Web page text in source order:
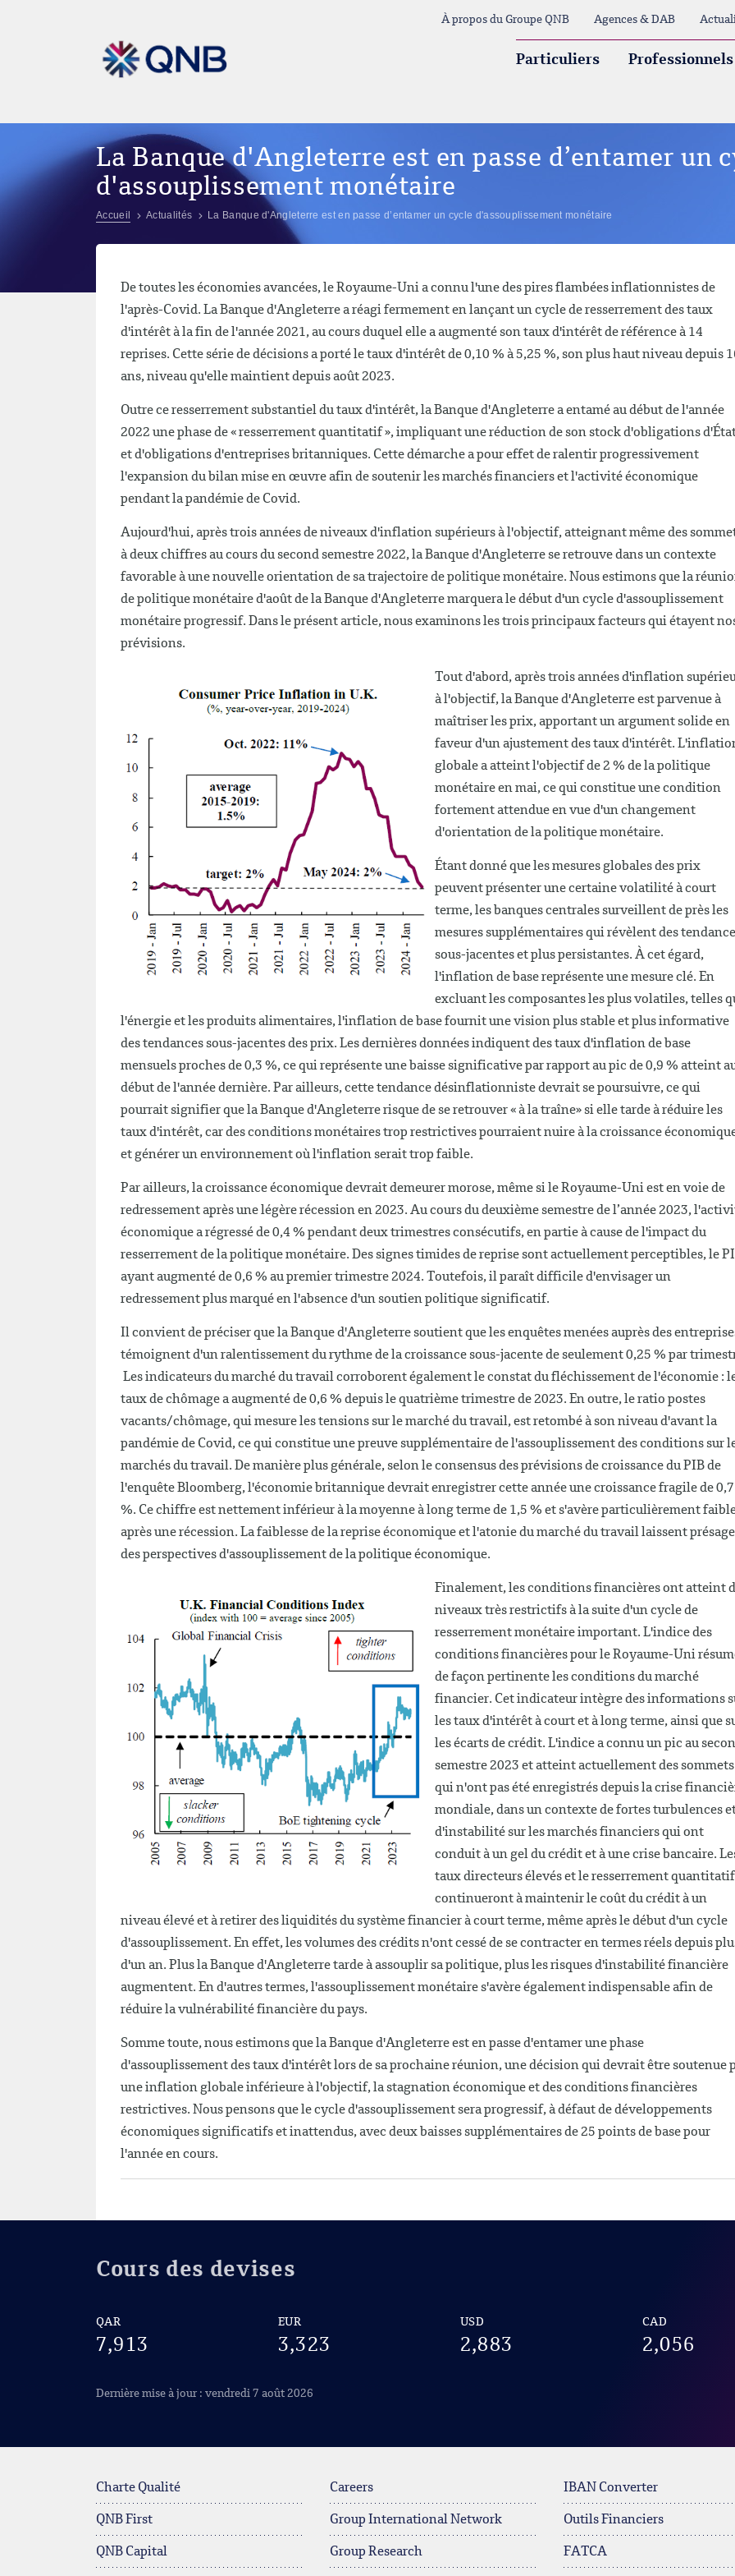
À propos du Groupe QNB Agences & DAB
Particuliers Professionnels
La Banque d'Angleterre est en passe d’entamer un
d'assouplissement monétaire
Accueil Actualités La Banque d'Angleterre est en passe d’entamer un cycle d'assouplissement monétaire
De toutes les économies avancées, le Royaume-Uni a connu l'une des pires flambées inflationnistes de
l'après-Covid. La Banque d'Angleterre a réagi fermement en lançant un cycle de resserrement des taux
d'intérêt à la fin de l'année 2021, au cours duquel elle a augmenté son taux d'intérêt de référence à 14
reprises. Cette série de décisions a porté le taux d'intérêt de 0,10 % à 5,25 %, son plus haut niveau depuis
ans, niveau qu'elle maintient depuis août 2023.
Outre ce resserrement substantiel du taux d'intérêt, la Banque d'Angleterre a entamé au début de l'année
2022 une phase de « resserrement quantitatif », impliquant une réduction de son stock d'obligations
et d'obligations d'entreprises britanniques. Cette démarche a pour effet de ralentir progressivement
l'expansion du bilan mise en œuvre afin de soutenir les marchés financiers et l'activité économique
pendant la pandémie de Covid.
Aujourd'hui, après trois années de niveaux d'inflation supérieurs à l'objectif, atteignant même des
à deux chiffres au cours du second semestre 2022, la Banque d'Angleterre se retrouve dans un contexte
favorable à une nouvelle orientation de sa trajectoire de politique monétaire. Nous estimons que la
de politique monétaire d'août de la Banque d'Angleterre marquera le début d'un cycle d'assouplissement
monétaire progressif. Dans le présent article, nous examinons les trois principaux facteurs qui étayent
prévisions.
Tout d'abord, après trois années d'inflation
à l'objectif, la Banque d'Angleterre est parvenue à
maîtriser les prix, apportant un argument solide en
faveur d'un ajustement des taux d'intérêt.
globale a atteint l'objectif de 2 % de la politique
monétaire en mai, ce qui constitue une condition
fortement attendue en vue d'un changement
d'orientation de la politique monétaire.
Étant donné que les mesures globales des prix
peuvent présenter une certaine volatilité à court
terme, les banques centrales surveillent de près les
mesures supplémentaires qui révèlent des
sous-jacentes et plus persistantes. À cet égard,
l'inflation de base représente une mesure clé. En
excluant les composantes les plus volatiles, telles
l'énergie et les produits alimentaires, l'inflation de base fournit une vision plus stable et plus informative
des tendances sous-jacentes des prix. Les dernières données indiquent des taux d'inflation de base
mensuels proches de 0,3 %, ce qui représente une baisse significative par rapport au pic de 0,9 % atteint
début de l'année dernière. Par ailleurs, cette tendance désinflationniste devrait se poursuivre, ce qui
pourrait signifier que la Banque d'Angleterre risque de se retrouver « à la traîne» si elle tarde à réduire les
taux d'intérêt, car des conditions monétaires trop restrictives pourraient nuire à la croissance
et générer un environnement où l'inflation serait trop faible.
Par ailleurs, la croissance économique devrait demeurer morose, même si le Royaume-Uni est en voie de
redressement après une légère récession en 2023. Au cours du deuxième semestre de l’année 2023,
économique a régressé de 0,4 % pendant deux trimestres consécutifs, en partie à cause de l'impact du
resserrement de la politique monétaire. Des signes timides de reprise sont actuellement perceptibles, le
ayant augmenté de 0,6 % au premier trimestre 2024. Toutefois, il paraît difficile d'envisager un
redressement plus marqué en l'absence d'un soutien politique significatif.
Il convient de préciser que la Banque d'Angleterre soutient que les enquêtes menées auprès des
témoignent d'un ralentissement du rythme de la croissance sous-jacente de seulement 0,25 % par
Les indicateurs du marché du travail corroborent également le constat du fléchissement de l'économie :
taux de chômage a augmenté de 0,6 % depuis le quatrième trimestre de 2023. En outre, le ratio postes
vacants/chômage, qui mesure les tensions sur le marché du travail, est retombé à son niveau d'avant la
pandémie de Covid, ce qui constitue une preuve supplémentaire de l'assouplissement des conditions sur
marchés du travail. De manière plus générale, selon le consensus des prévisions de croissance du PIB de
l'enquête Bloomberg, l'économie britannique devrait enregistrer cette année une croissance fragile de 0,7
%. Ce chiffre est nettement inférieur à la moyenne à long terme de 1,5 % et s'avère particulièrement
après une récession. La faiblesse de la reprise économique et l'atonie du marché du travail laissent
des perspectives d'assouplissement de la politique économique.
Finalement, les conditions financières ont atteint
niveaux très restrictifs à la suite d'un cycle de
resserrement monétaire important. L'indice des
conditions financières pour le Royaume-Uni
de façon pertinente les conditions du marché
financier. Cet indicateur intègre des informations
les taux d'intérêt à court et à long terme, ainsi que
les écarts de crédit. L'indice a connu un pic au
semestre 2023 et atteint actuellement des sommets
qui n'ont pas été enregistrés depuis la crise
mondiale, dans un contexte de fortes turbulences
d'instabilité sur les marchés financiers qui ont
conduit à un gel du crédit et à une crise bancaire.
taux directeurs élevés et le resserrement quantitatif
continueront à maintenir le coût du crédit à un
niveau élevé et à retirer des liquidités du système financier à court terme, même après le début d'un cycle
d'assouplissement. En effet, les volumes des crédits n'ont cessé de se contracter en termes réels depuis
d'un an. Plus la Banque d'Angleterre tarde à assouplir sa politique, plus les risques d'instabilité financière
augmentent. En d'autres termes, l'assouplissement monétaire s'avère également indispensable afin de
réduire la vulnérabilité financière du pays.
Somme toute, nous estimons que la Banque d'Angleterre est en passe d'entamer une phase
d'assouplissement des taux d'intérêt lors de sa prochaine réunion, une décision qui devrait être soutenue
une inflation globale inférieure à l'objectif, la stagnation économique et des conditions financières
restrictives. Nous pensons que le cycle d'assouplissement sera progressif, à défaut de développements
économiques significatifs et inattendus, avec deux baisses supplémentaires de 25 points de base pour
l'année en cours.
Cours des devises
QAR
7,913
EUR
3,323
USD
2,883
CAD
2,056
Dernière mise à jour : vendredi 7 août 2026
Charte Qualité
QNB First
QNB Capital
Careers
Group International Network
Group Research
IBAN Converter
Outils Financiers
FATCA